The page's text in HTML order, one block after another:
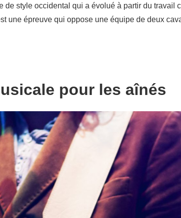
de style occidental qui a évolué à partir du
une épreuve qui oppose une équipe de deux
pour les aînés